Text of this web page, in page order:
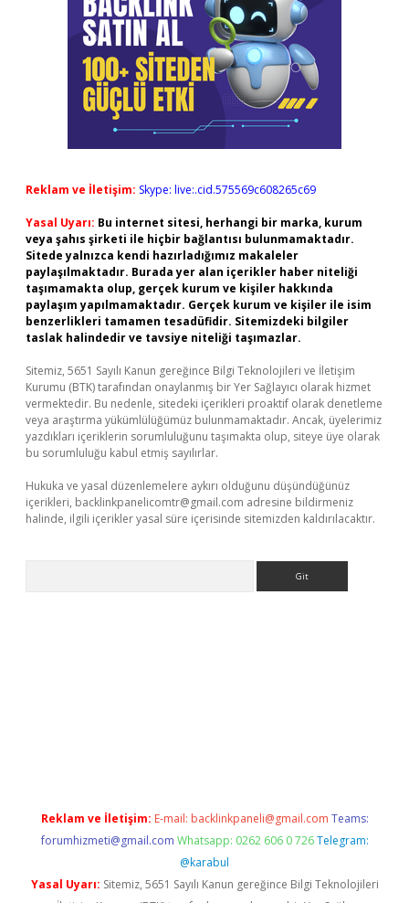
Reklam ve İletişim: Skype: live:.cid.575569c608265c69
Yasal Uyarı: Bu internet sitesi, herhangi bir marka, kurum
veya şahıs şirketi ile hiçbir bağlantısı bulunmamaktadır.
Sitede yalnızca kendi hazırladığımız makaleler
paylaşılmaktadır. Burada yer alan içerikler haber niteliği
taşımamakta olup, gerçek kurum ve kişiler hakkında
paylaşım yapılmamaktadır. Gerçek kurum ve kişiler ile isim
benzerlikleri tamamen tesadüfidir. Sitemizdeki bilgiler
taslak halindedir ve tavsiye niteliği taşımazlar.
Sitemiz, 5651 Sayılı Kanun gereğince Bilgi Teknolojileri ve İletişim
Kurumu (BTK) tarafından onaylanmış bir Yer Sağlayıcı olarak hizmet
vermektedir. Bu nedenle, sitedeki içerikleri proaktif olarak denetleme
veya araştırma yükümlülüğümüz bulunmamaktadır. Ancak, üyelerimiz
yazdıkları içeriklerin sorumluluğunu taşımakta olup, siteye üye olarak
bu sorumluluğu kabul etmiş sayılırlar.
Hukuka ve yasal düzenlemelere aykırı olduğunu düşündüğünüz
içerikleri, backlinkpanelicomtr@gmail.com adresine bildirmeniz
halinde, ilgili içerikler yasal süre içerisinde sitemizden kaldırılacaktır.
Reklam ve İletişim: E-mail: backlinkpaneli@gmail.com Teams:
forumhizmeti@gmail.com Whatsapp: 0262 606 0 726 Telegram:
@karabul
Yasal Uyarı: Sitemiz, 5651 Sayılı Kanun gereğince Bilgi Teknolojileri